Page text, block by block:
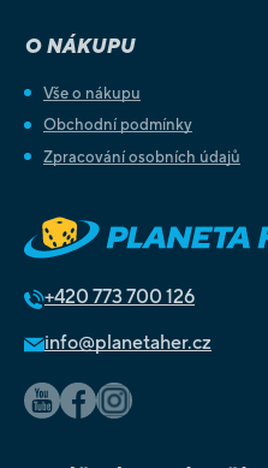
O NÁKUPU
Vše o nákupu
Obchodní podmínky
Zpracování osobních údajů
+420 773 700 126
info@planetaher.cz